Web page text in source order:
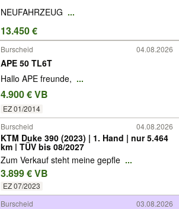
NEUFAHRZEUG ...
13.450 €
Burscheid 04.08.2026
APE 50 TL6T
Hallo APE freunde, ...
4.900 € VB
EZ 01/2014
Burscheid 04.08.2026
KTM Duke 390 (2023) | 1. Hand | nur 5.464
km | TÜV bis 08/2027
Zum Verkauf steht meine gepfle ...
3.899 € VB
EZ 07/2023
Burscheid 03.08.2026